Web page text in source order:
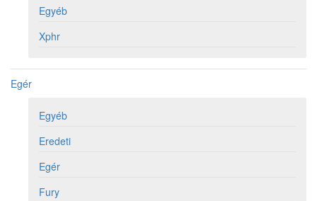
Egyéb
Xphr
Egér
Egyéb
Eredeti
Egér
Fury